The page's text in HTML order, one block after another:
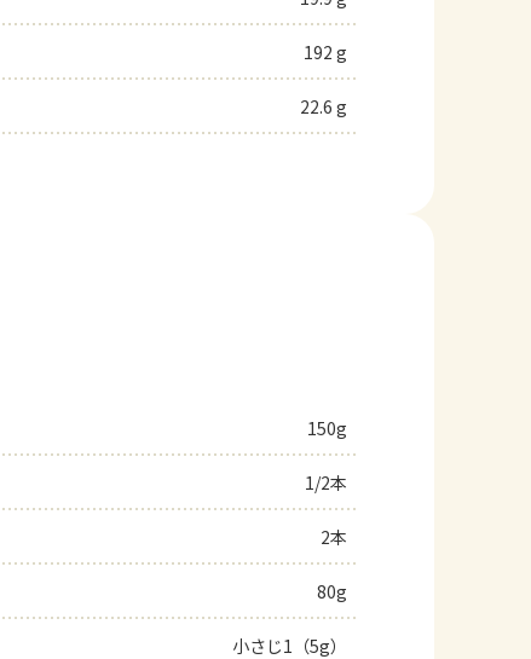
192 g
22.6 g
150g
1/2本
2本
80g
小さじ1（5g）